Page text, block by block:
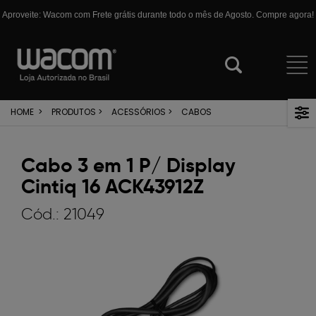
Aproveite: Wacom com Frete grátis durante todo o mês de Agosto. Compre agora!
HOME > PRODUTOS > ACESSÓRIOS > CABOS
Cabo 3 em 1 P/ Display
Cintiq 16 ACK43912Z
Cód.: 21049